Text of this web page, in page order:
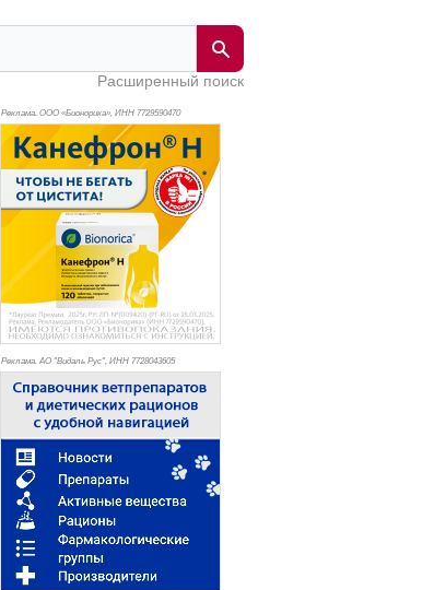
Расширенный поиск
Реклама. ООО «Бионорика», ИНН 7729590470
Реклама. АО "Видаль Рус", ИНН 7728043605